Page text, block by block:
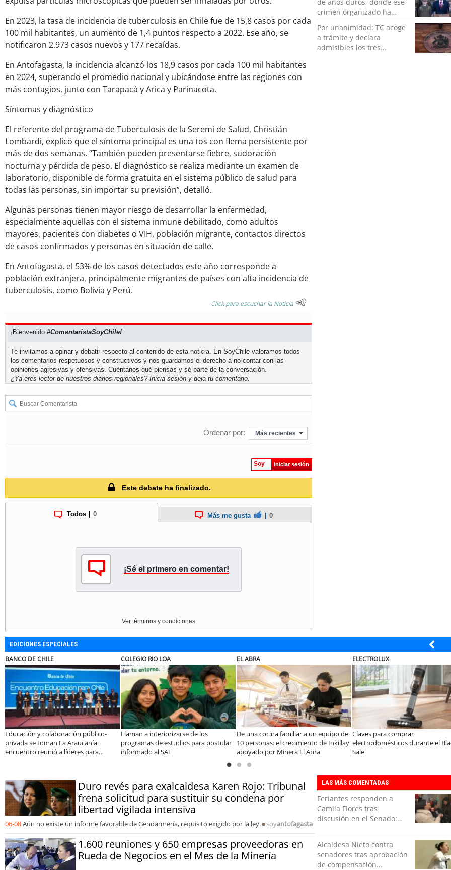
En 2023, la tasa de incidencia de tuberculosis en Chile fue de 15,8 casos por cada
100 mil habitantes, un aumento de 1,4 puntos respecto a 2022. Ese año, se
notificaron 2.973 casos nuevos y 177 recaídas.
En Antofagasta, la incidencia alcanzó los 18,9 casos por cada 100 mil habitantes
en 2024, superando el promedio nacional y ubicándose entre las regiones con
más contagios, junto con Tarapacá y Arica y Parinacota.
Síntomas y diagnóstico
El referente del programa de Tuberculosis de la Seremi de Salud, Christián
Lombardi, explicó que el síntoma principal es una tos con flema persistente por
más de dos semanas. “También pueden presentarse fiebre, sudoración
nocturna y pérdida de peso. El diagnóstico se realiza mediante un examen de
laboratorio, disponible de forma gratuita en el sistema público de salud para
todas las personas, sin importar su previsión”, detalló.
Algunas personas tienen mayor riesgo de desarrollar la enfermedad,
especialmente aquellas con el sistema inmune debilitado, como adultos
mayores, pacientes con diabetes o VIH, población migrante, contactos directos
de casos confirmados y personas en situación de calle.
En Antofagasta, el 53% de los casos detectados este año corresponde a
población extranjera, principalmente migrantes de países con alta incidencia de
tuberculosis, como Bolivia y Perú.
Click para escuchar la Noticia
¡Bienvenido #ComentaristaSoyChile!
Te invitamos a opinar y debatir respecto al contenido de esta noticia. En SoyChile valoramos todos
los comentarios respetuosos y constructivos y nos guardamos el derecho a no contar con las
opiniones agresivas y ofensivas. Cuéntanos qué piensas y sé parte de la conversación.
¿Ya eres lector de nuestros diarios regionales? Inicia sesión y deja tu comentario.
Ordenar por: Más recientes
Soy Iniciar sesión
Este debate ha finalizado.
Todos 0 Más me gusta 0
¡Sé el primero en comentar!
Ver términos y condiciones
crimen organizado ha
ocupado un lugar que no
le corresponde”
Por unanimidad: TC acoge
a trámite y declara
admisibles los tres
EDICIONES ESPECIALES
DE CHILE
y colaboración público-
se toman La Araucanía:
reunió a líderes para
COLEGIO RÍO LOA
Llaman a interiorizarse de los
programas de estudios para postular
informado al SAE
De una cocina familiar a un equipo de
10 personas: el crecimiento de Inkillay
apoyado por Minera El Abra
ELECTROLUX
Claves para comprar
electrodomésticos durante el Black
Duro revés para exalcaldesa Karen Rojo: Tribunal
frena solicitud para sustituir su condena por
libertad vigilada intensiva
06-08Aún no existe un informe favorable de Gendarmería, requisito exigido por la ley. soyantofagasta
1.600 reuniones y 650 empresas proveedoras en
Rueda de Negocios en el Mes de la Minería
LAS MÁS COMENTADAS
Feriantes responden a
Camila Flores tras
discusión en el Senado:
orgullo”
Alcaldesa Nieto contra
senadores tras aprobación
de compensación